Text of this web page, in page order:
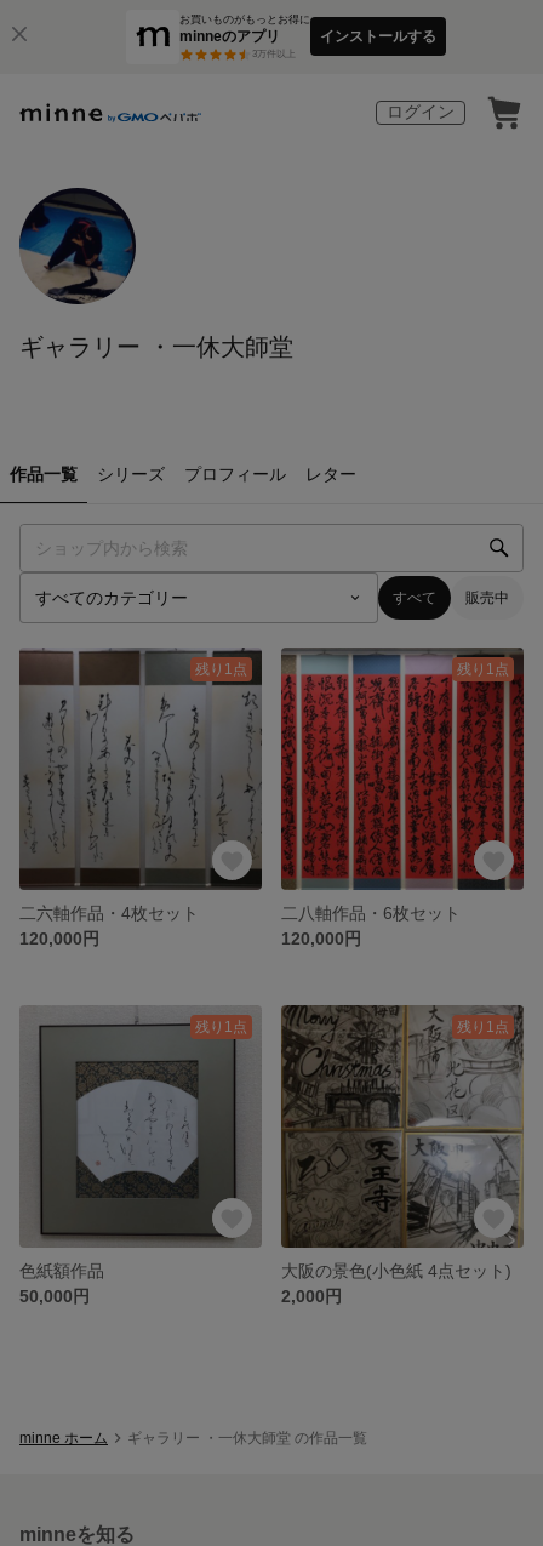
お買いものがもっとお得に
minneのアプリ
3万件以上
インストールする
ログイン
ギャラリー ・一休大師堂
作品一覧 シリーズ プロフィール レター
すべて 販売中
残り1点
二六軸作品・4枚セット
120,000円
残り1点
二八軸作品・6枚セット
120,000円
残り1点
色紙額作品
50,000円
残り1点
大阪の景色(小色紙 4点セット)
2,000円
minne ホーム ギャラリー ・一休大師堂 の作品一覧
minneを知る